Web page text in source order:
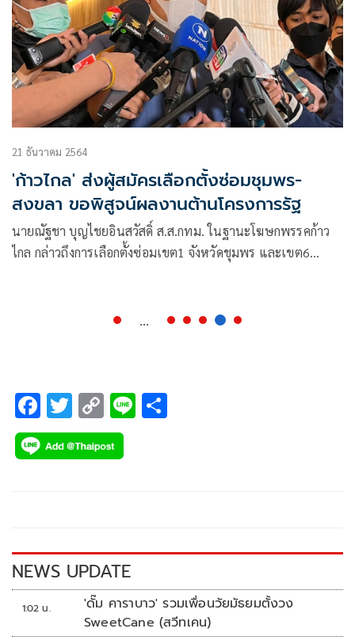
21 ธันวาคม 2564
'ก้าวไกล' ส่งผู้สมัครเลือกตั้งซ่อมชุมพร-
สงขลา ขอพิสูจน์ผลงานต้านโครงการรัฐ
นายณัฐชา บุญไชยอินสวัสดิ์ ส.ส.กทม. ในฐานะโฆษกพรรคก้าว
ไกล กล่าวถึงการเลือกตั้งซ่อมเขต1 จังหวัดชุมพร และเขต6
...
F
ac
e
k
T
wi
tt
C
o
p
k
Li
NEWS UPDATE
1:02 น.
'ดั๊ม คาราบาว' รวมเพื่อนวัยมัธยมตั้งวง
SweetCane (สวีทเคน)